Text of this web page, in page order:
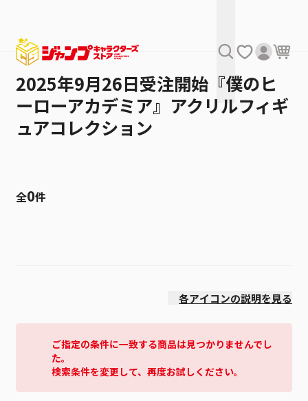
2025年9月26日受注開始『僕のヒ
ーローアカデミア』アクリルフィギ
ュアコレクション
全0件
各アイコンの説明を見る
ご指定の条件に一致する商品は見つかりませんでし
た。
検索条件を変更して、再度お試しください。